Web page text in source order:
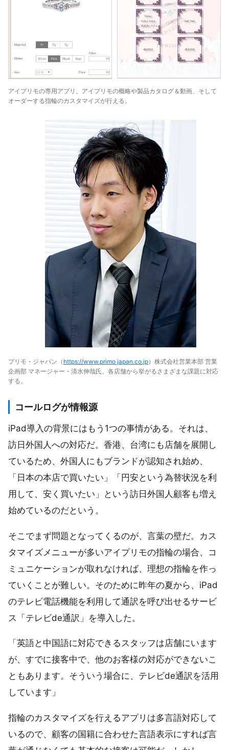
アイプリモの専用アプリ。アイプリモの概略や製品カタログ＆動画、そして
オーダーする指輪のカスタマイズが行える。
プリモ・ジャパン（ https://www.primo japan.co.jp）株式会社営業本部 営業
企画部 マネージャー・清水伸哉氏。各店舗から挙がるさまざまな課題に対応
する。
コールログが情報源
iPad導入の背景にはもう1つの事情がある。それは、
訪日外国人への対応だ。香港、台湾にも店舗を展開し
ているため、外国人にもブランドが認知され始め、
「日本の本店で買いたい」「円安という為替状況を利
用して、安く買いたい」という訪日外国人顧客も増え
始めているのだという。
そこでまず問題となってくるのが、言葉の壁だ。カス
タマイズメニューが多いアイプリモの指輪の場合、コ
ミュニケーションが取れなければ、理想の指輪を作っ
ていくことが難しい。そのために昨年の夏から、iPad
のテレビ電話機能を利用して通訳を呼び出せるサービ
ス「テレビde通訳」を導入した。
「英語と中国語に対応できるスタッフは店舗にいます
が、すでに接客中で、他のお客様の対応ができないこ
ともあります。そういう場合に、テレビde通訳を活用
しています」
指輪のカスタマイズを行えるアプリは多言語対応して
いるので、顧客の国籍に合わせた言語表示にすれば言